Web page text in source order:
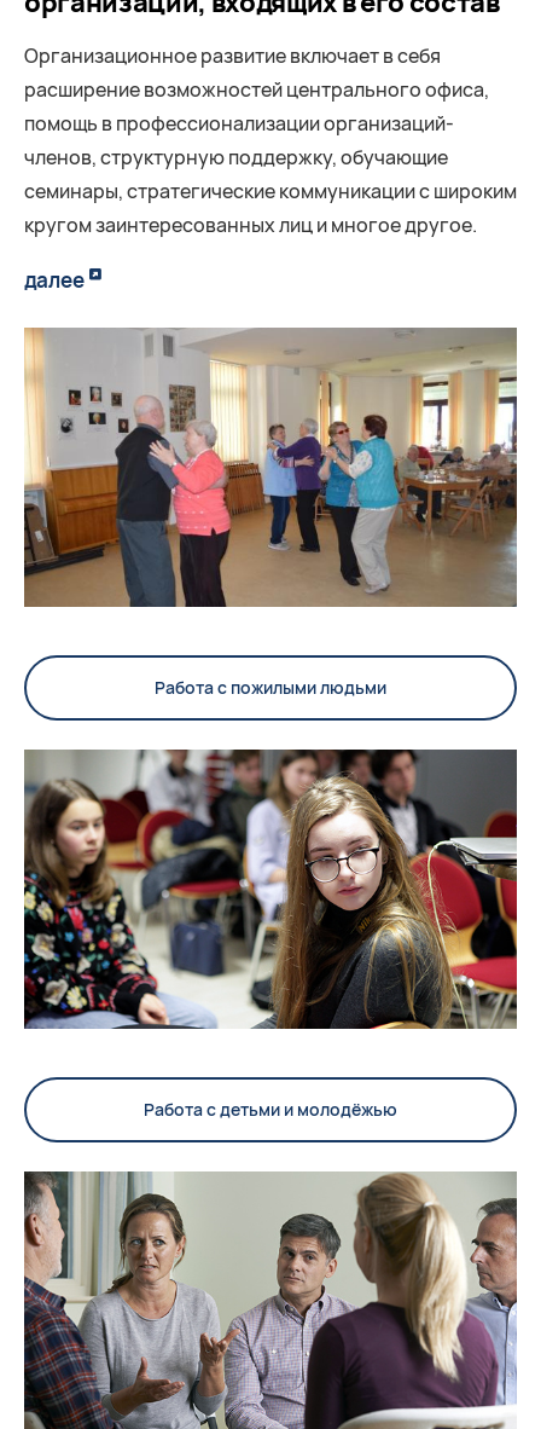
Организационное развитие включает в себя
расширение возможностей центрального офиса,
помощь в профессионализации организаций-
членов, структурную поддержку, обучающие
семинары, стратегические коммуникации с широким
кругом заинтересованных лиц и многое другое.
далее
Работа с пожилыми людьми
Работа с детьми и молодёжью